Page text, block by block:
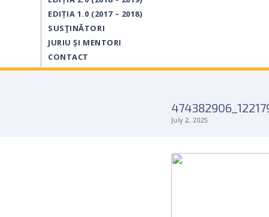
EDIȚIA 1.0 (2017 – 2018)
SUSŢINĂTORI
JURIU ȘI MENTORI
CONTACT
July 2, 2025